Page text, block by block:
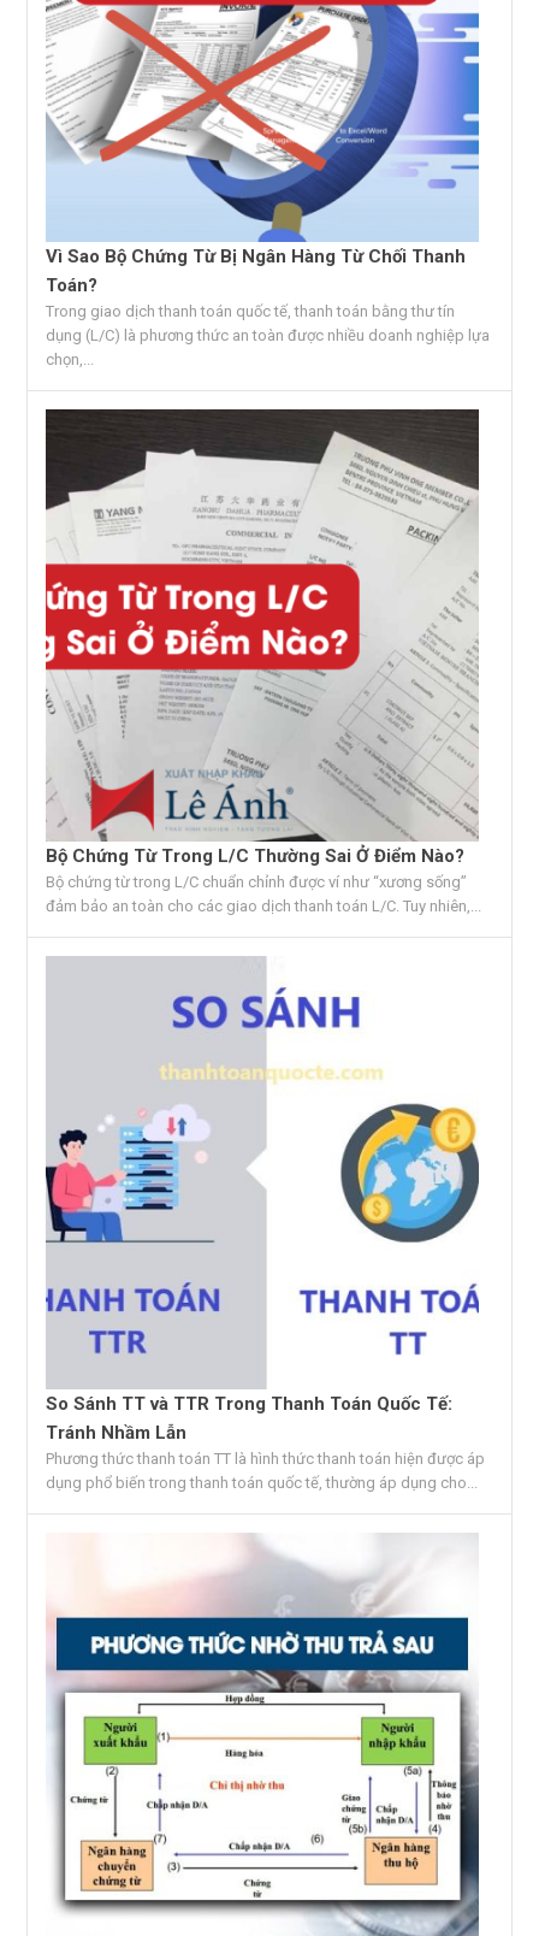
Vì Sao Bộ Chứng Từ Bị Ngân Hàng Từ Chối Thanh
Toán?
Trong giao dịch thanh toán quốc tế, thanh toán bằng thư tín
dụng (L/C) là phương thức an toàn được nhiều doanh nghiệp lựa
chọn,...
Bộ Chứng Từ Trong L/C Thường Sai Ở Điểm Nào?
Bộ chứng từ trong L/C chuẩn chỉnh được ví như “xương sống”
đảm bảo an toàn cho các giao dịch thanh toán L/C. Tuy nhiên,...
So Sánh TT và TTR Trong Thanh Toán Quốc Tế:
Tránh Nhầm Lẫn
Phương thức thanh toán TT là hình thức thanh toán hiện được áp
dụng phổ biến trong thanh toán quốc tế, thường áp dụng cho...